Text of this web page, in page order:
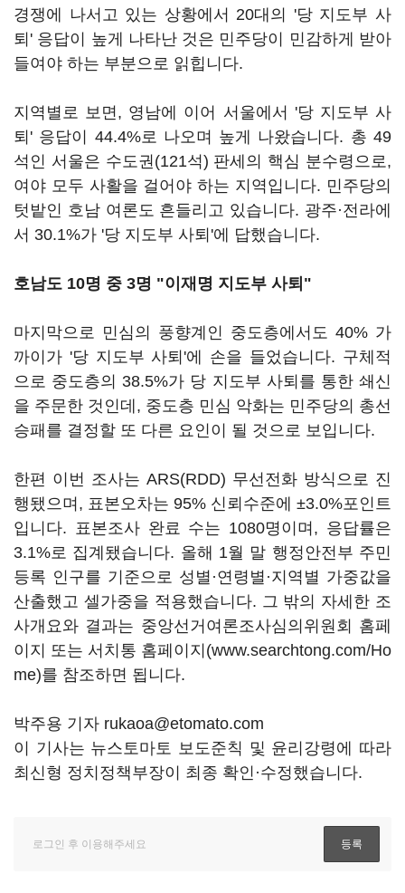
경쟁에 나서고 있는 상황에서 20대의 '당 지도부 사
퇴' 응답이 높게 나타난 것은 민주당이 민감하게 받아
들여야 하는 부분으로 읽힙니다.
지역별로 보면, 영남에 이어 서울에서 '당 지도부 사
퇴' 응답이 44.4%로 나오며 높게 나왔습니다. 총 49
석인 서울은 수도권(121석) 판세의 핵심 분수령으로,
여야 모두 사활을 걸어야 하는 지역입니다. 민주당의
텃밭인 호남 여론도 흔들리고 있습니다. 광주·전라에
서 30.1%가 '당 지도부 사퇴'에 답했습니다.
호남도 10명 중 3명 "이재명 지도부 사퇴"
마지막으로 민심의 풍향계인 중도층에서도 40% 가
까이가 '당 지도부 사퇴'에 손을 들었습니다. 구체적
으로 중도층의 38.5%가 당 지도부 사퇴를 통한 쇄신
을 주문한 것인데, 중도층 민심 악화는 민주당의 총선
승패를 결정할 또 다른 요인이 될 것으로 보입니다.
한편 이번 조사는 ARS(RDD) 무선전화 방식으로 진
행됐으며, 표본오차는 95% 신뢰수준에 ±3.0%포인트
입니다. 표본조사 완료 수는 1080명이며, 응답률은
3.1%로 집계됐습니다. 올해 1월 말 행정안전부 주민
등록 인구를 기준으로 성별·연령별·지역별 가중값을
산출했고 셀가중을 적용했습니다. 그 밖의 자세한 조
사개요와 결과는 중앙선거여론조사심의위원회 홈페
이지 또는 서치통 홈페이지(www.searchtong.com/Ho
me)를 참조하면 됩니다.
박주용 기자 rukaoa@etomato.com
이 기사는 뉴스토마토 보도준칙 및 윤리강령에 따라
최신형 정치정책부장이 최종 확인·수정했습니다.